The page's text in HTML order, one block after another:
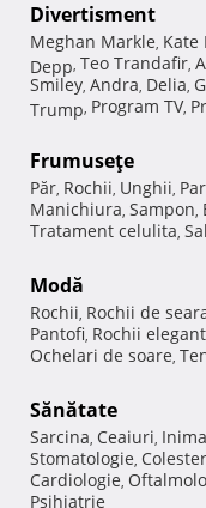
Divertisment
Meghan Markle, Kate
Depp, Teo Trandafir,
Smiley, Andra, Delia,
Trump, Program TV,
Frumuseţe
Păr, Rochii, Unghii,
Manichiura, Sampon,
Tratament celulita,
Modă
Rochii, Rochii de
Pantofi, Rochii
Ochelari de soare,
Sănătate
Sarcina, Ceaiuri, Inima
Stomatologie,
Cardiologie,
Psihiatrie